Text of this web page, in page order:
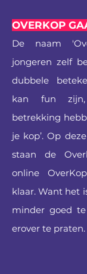
OVERKOP
De naam
jongeren zelf
dubbele
kan fun
betrekking
je kop’. Op
staan de
online
klaar. Want het
minder goed te
erover te praten.